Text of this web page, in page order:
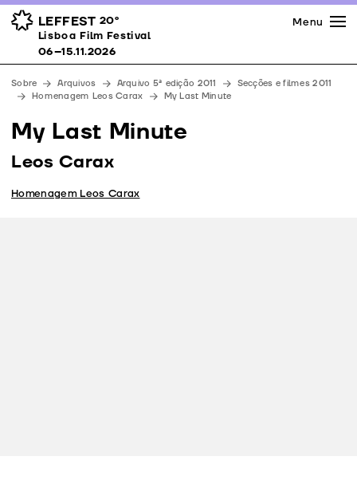
LEFFEST 20º
Lisboa Film Festival 06–15.11.2026
Prémios
Espaços
Apoios
Equipa
Downloads
Contactos
Menu
Lisboa Film Festival
06–15.11.2026
Sobre Arquivos Arquivo 5ª edição 2011
Secções e filmes 2011
Homenagem Leos Carax
My Last Minute
My Last Minute
Leos Carax
Homenagem Leos Carax